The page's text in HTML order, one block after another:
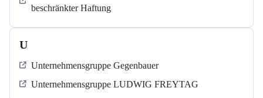
beschränkter Haftung
U
Unternehmensgruppe Gegenbauer
Unternehmensgruppe LUDWIG FREYTAG